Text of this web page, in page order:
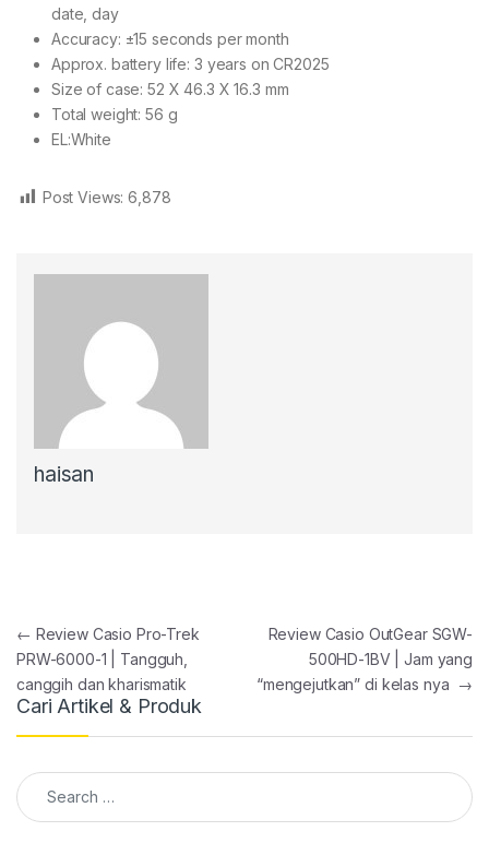
date, day
Accuracy: ±15 seconds per month
Approx. battery life: 3 years on CR2025
Size of case: 52 X 46.3 X 16.3 mm
Total weight: 56 g
EL:White
Post Views: 6,878
haisan
Post navigation
← Review Casio Pro-Trek
PRW-6000-1 | Tangguh,
canggih dan kharismatik
Review Casio OutGear SGW-
500HD-1BV | Jam yang
“mengejutkan” di kelas nya →
Cari Artikel & Produk
Search for: